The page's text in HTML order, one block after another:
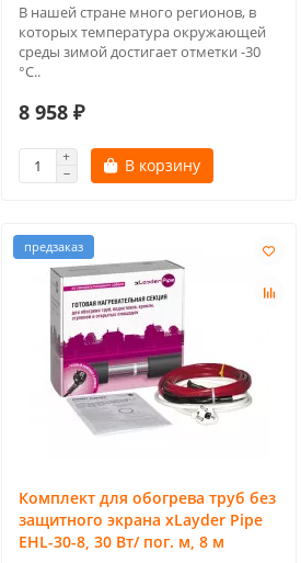
В нашей стране много регионов, в
которых температура окружающей
среды зимой достигает отметки -30
°С..
8 958 ₽
В корзину
предзаказ
Комплект для обогрева труб без
защитного экрана xLayder Pipe
EHL-30-8, 30 Вт/ пог. м, 8 м